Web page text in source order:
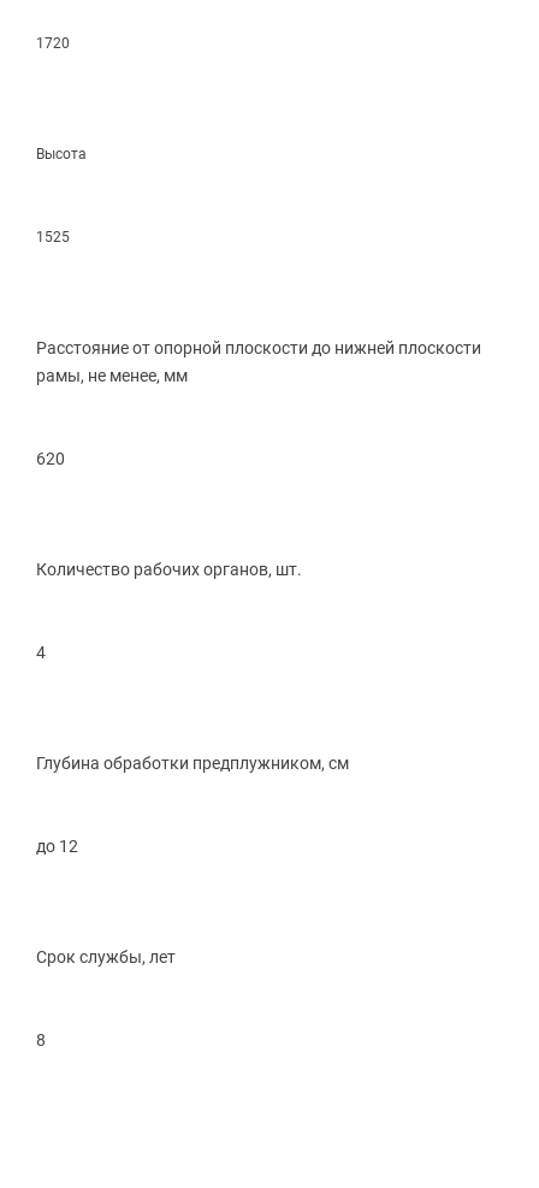
1720
Высота
1525
Расстояние от опорной плоскости до нижней плоскости
рамы, не менее, мм
620
Количество рабочих органов, шт.
4
Глубина обработки предплужником, см
до 12
Срок службы, лет
8